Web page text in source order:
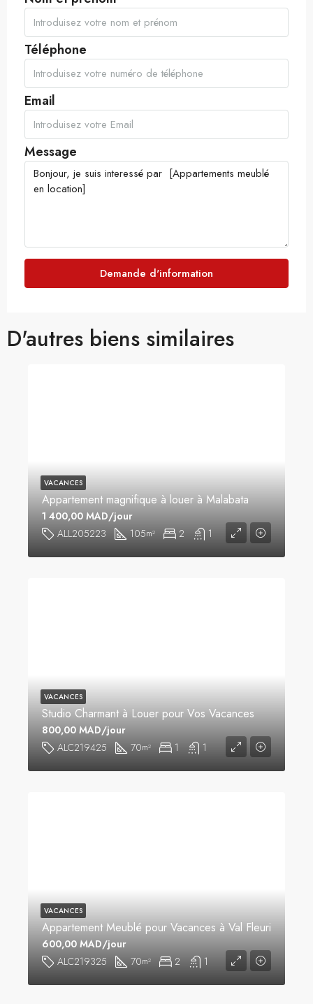
Téléphone
Email
Message
Demande d'information
D'autres biens similaires
Appartement magnifique à louer à Malabata
ALL205223 105m² 2 1
1 400,00 MAD/jour
VACANCES
Studio Charmant à Louer pour Vos Vacances
ALC219425 70m² 1 1
800,00 MAD/jour
VACANCES
Appartement Meublé pour Vacances à Val Fleuri
ALC219325 70m² 2 1
600,00 MAD/jour
VACANCES